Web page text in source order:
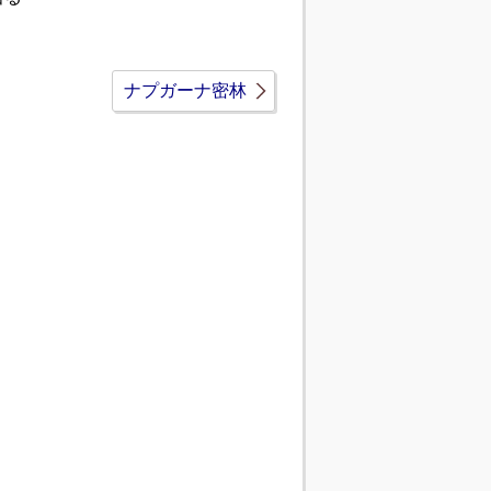
ナプガーナ密林